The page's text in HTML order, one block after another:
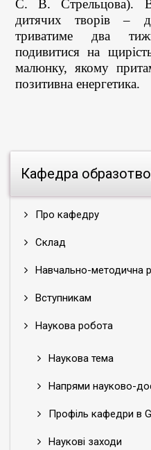
Кафедра
Про кафедру
Склад
Навчально-методична
Вступникам
Наукова робота
Наукова тема
Напрями науково-
Профіль кафедри в
Наукові заходи
С. В. Стрельцова).
дитячих творів –
триватиме два
подивитися на
малюнку, якому
позитивна енергетика.